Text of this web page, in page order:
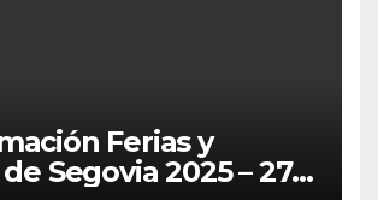
Ferias y
Segovia 2025 – 27